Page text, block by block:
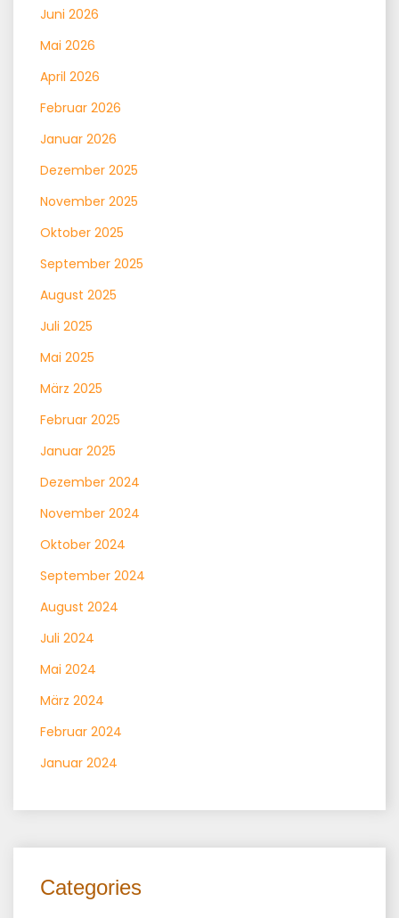
Juni 2026
Mai 2026
April 2026
Februar 2026
Januar 2026
Dezember 2025
November 2025
Oktober 2025
September 2025
August 2025
Juli 2025
Mai 2025
März 2025
Februar 2025
Januar 2025
Dezember 2024
November 2024
Oktober 2024
September 2024
August 2024
Juli 2024
Mai 2024
März 2024
Februar 2024
Januar 2024
Categories